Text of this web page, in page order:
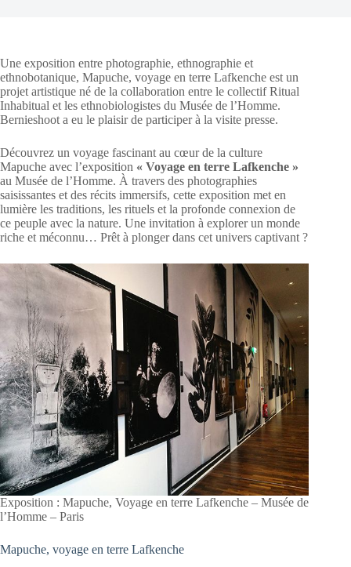
Une exposition entre photographie, ethnographie et
ethnobotanique, Mapuche, voyage en terre Lafkenche est un
projet artistique né de la collaboration entre le collectif Ritual
Inhabitual et les ethnobiologistes du Musée de l’Homme.
Bernieshoot a eu le plaisir de participer à la visite presse.
Découvrez un voyage fascinant au cœur de la culture
Mapuche avec l’exposition « Voyage en terre Lafkenche »
au Musée de l’Homme. À travers des photographies
saisissantes et des récits immersifs, cette exposition met en
lumière les traditions, les rituels et la profonde connexion de
ce peuple avec la nature. Une invitation à explorer un monde
riche et méconnu… Prêt à plonger dans cet univers captivant ?
Exposition : Mapuche, Voyage en terre Lafkenche – Musée de
l’Homme – Paris
Mapuche, voyage en terre Lafkenche